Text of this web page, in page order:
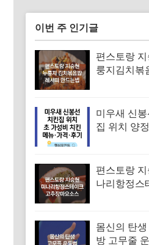
이번 주 인기글
편스토랑
룽지김치볶
미우새 신
집 위치 양
기
편스토랑
나리항정스
몸신의 탄
방 고무줄